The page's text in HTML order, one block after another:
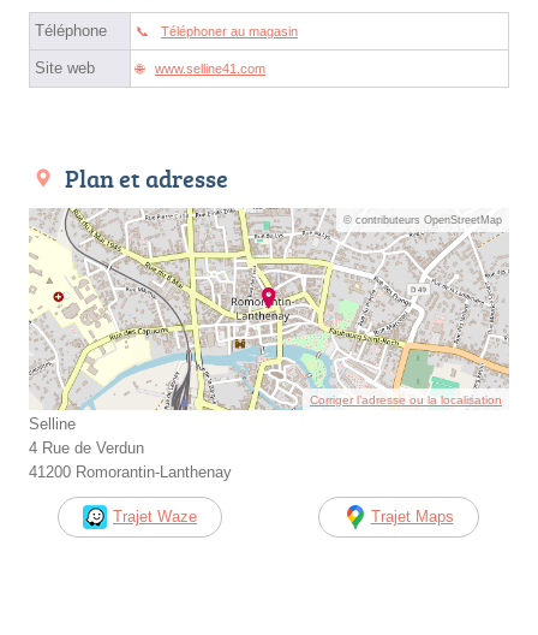
Téléphone Téléphoner au magasin
Site web www.selline41.com
Plan et adresse
© contributeurs OpenStreetMap
Corriger l’adresse ou la localisation
Selline
4 Rue de Verdun
41200 Romorantin-Lanthenay
Trajet Waze Trajet Maps